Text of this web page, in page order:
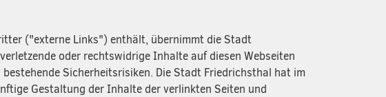
("externe Links") enthält, übernimmt die Stadt
oder rechtswidrige Inhalte auf diesen Webseiten
Sicherheitsrisiken. Die Stadt Friedrichsthal hat im
Gestaltung der Inhalte der verlinkten Seiten und